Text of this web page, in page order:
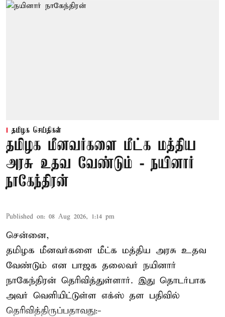
தமிழக செய்திகள்
தமிழக மீனவர்களை மீட்க மத்திய
அரசு உதவ வேண்டும் - நயினார்
நாகேந்திரன்
Published on: 08 Aug 2026, 1:14 pm
சென்னை,
தமிழக மீனவர்களை மீட்க மத்திய அரசு உதவ
வேண்டும் என பாஜக தலைவர் நயினார்
நாகேந்திரன் தெரிவித்துள்ளார். இது தொடர்பாக
அவர் வெளியிட்டுள்ள எக்ஸ் தள பதிவில்
தெரிவித்திருப்பதாவது:-